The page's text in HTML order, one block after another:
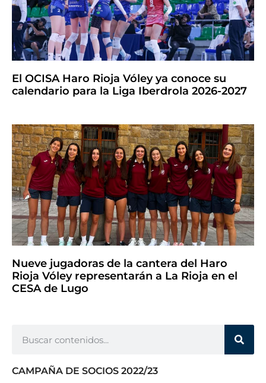
El OCISA Haro Rioja Vóley ya conoce su
calendario para la Liga Iberdrola 2026-2027
Nueve jugadoras de la cantera del Haro
Rioja Vóley representarán a La Rioja en el
CESA de Lugo
CAMPAÑA DE SOCIOS 2022/23